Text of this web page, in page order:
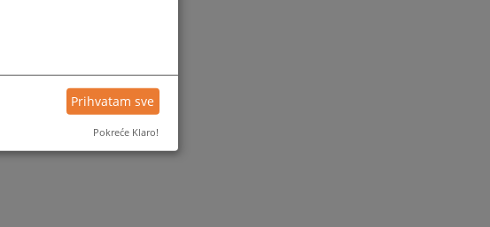
Prihvatam sve
Pokreće Klaro!